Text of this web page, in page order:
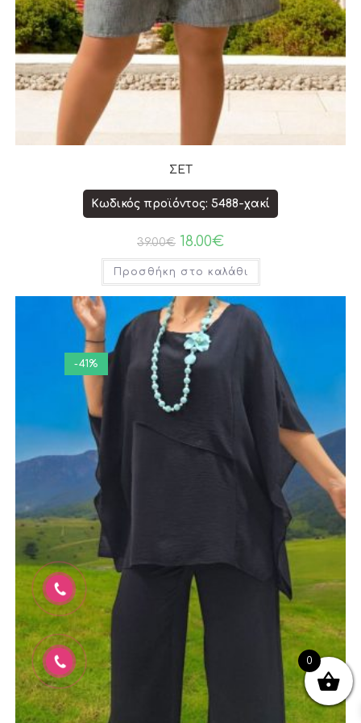
ΣΕΤ
Κωδικός προϊόντος: 5488-χακί
39.00€ 18.00€
Προσθήκη στο καλάθι
-41%
0